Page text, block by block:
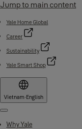
Jump to main content
Yale Home Global
Career
Sustainability
Yale Smart Shop
Vietnam·English
Menu
Why Yale